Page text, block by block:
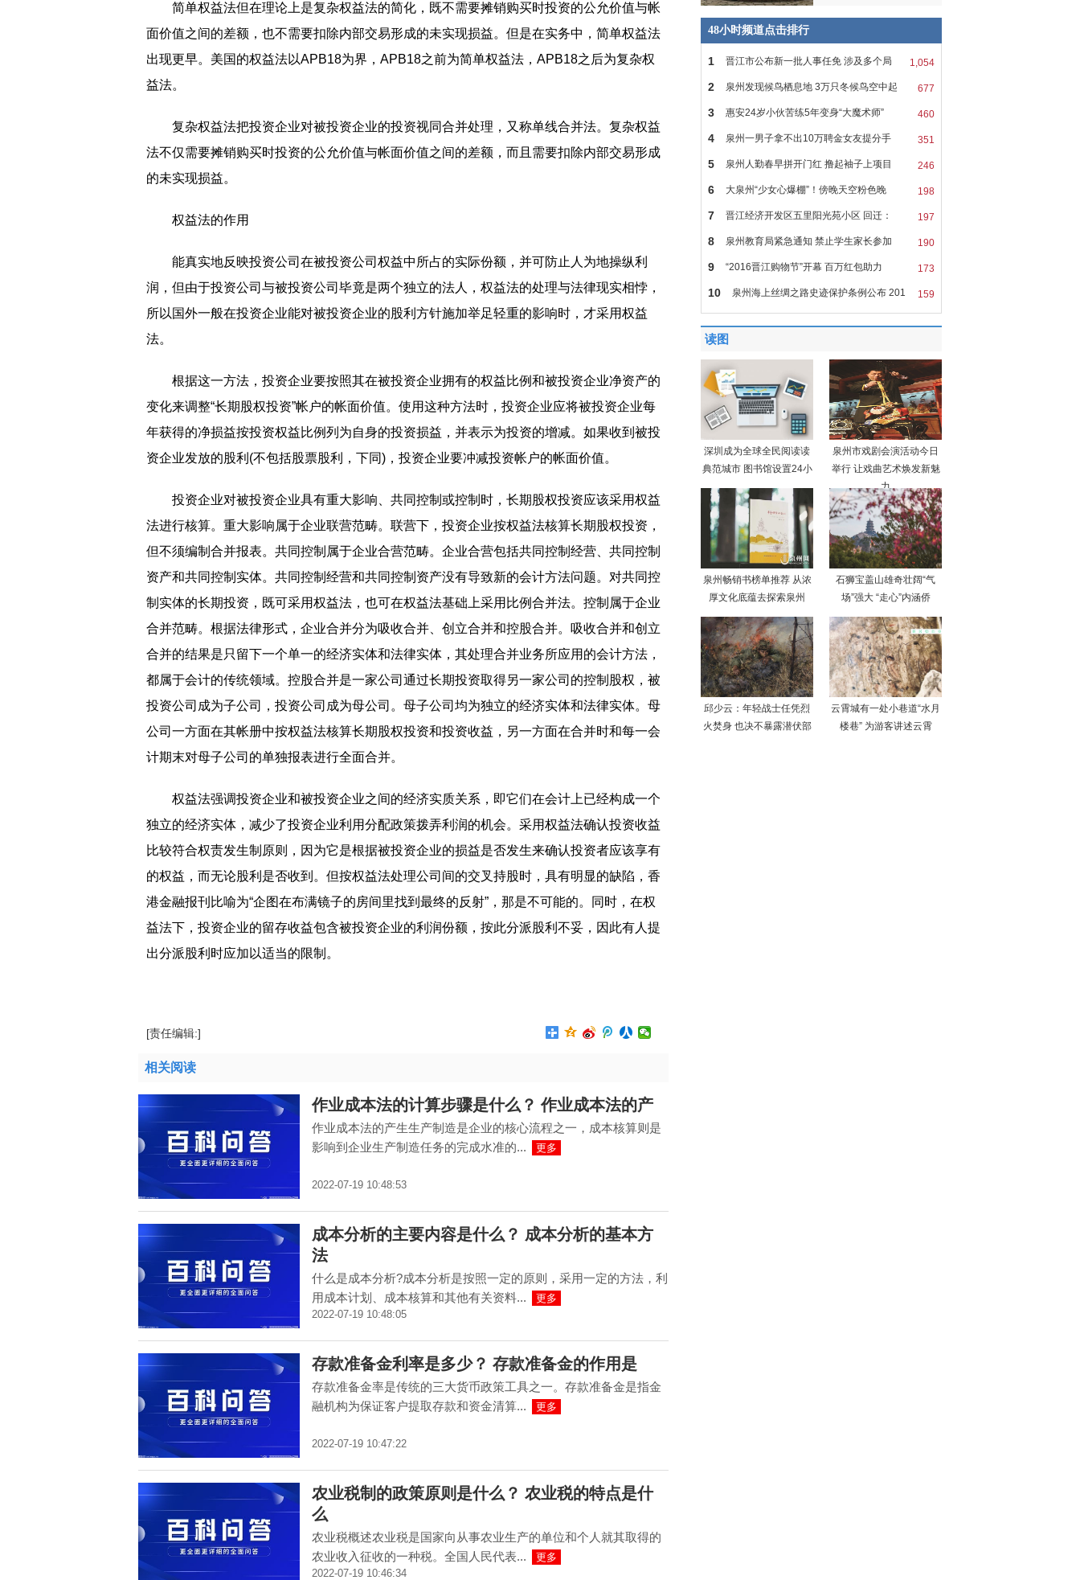
简单权益法但在理论上是复杂权益法的简化，既不需要摊销购买时投资的公允价值与帐
面价值之间的差额，也不需要扣除内部交易形成的未实现损益。但是在实务中，简单权益法
出现更早。美国的权益法以APB18为界，APB18之前为简单权益法，APB18之后为复杂权
益法。
复杂权益法把投资企业对被投资企业的投资视同合并处理，又称单线合并法。复杂权益
法不仅需要摊销购买时投资的公允价值与帐面价值之间的差额，而且需要扣除内部交易形成
的未实现损益。
权益法的作用
能真实地反映投资公司在被投资公司权益中所占的实际份额，并可防止人为地操纵利
润，但由于投资公司与被投资公司毕竟是两个独立的法人，权益法的处理与法律现实相悖，
所以国外一般在投资企业能对被投资企业的股利方针施加举足轻重的影响时，才采用权益
法。
根据这一方法，投资企业要按照其在被投资企业拥有的权益比例和被投资企业净资产的
变化来调整“长期股权投资”帐户的帐面价值。使用这种方法时，投资企业应将被投资企业每
年获得的净损益按投资权益比例列为自身的投资损益，并表示为投资的增减。如果收到被投
资企业发放的股利(不包括股票股利，下同)，投资企业要冲减投资帐户的帐面价值。
投资企业对被投资企业具有重大影响、共同控制或控制时，长期股权投资应该采用权益
法进行核算。重大影响属于企业联营范畴。联营下，投资企业按权益法核算长期股权投资，
但不须编制合并报表。共同控制属于企业合营范畴。企业合营包括共同控制经营、共同控制
资产和共同控制实体。共同控制经营和共同控制资产没有导致新的会计方法问题。对共同控
制实体的长期投资，既可采用权益法，也可在权益法基础上采用比例合并法。控制属于企业
合并范畴。根据法律形式，企业合并分为吸收合并、创立合并和控股合并。吸收合并和创立
合并的结果是只留下一个单一的经济实体和法律实体，其处理合并业务所应用的会计方法，
都属于会计的传统领域。控股合并是一家公司通过长期投资取得另一家公司的控制股权，被
投资公司成为子公司，投资公司成为母公司。母子公司均为独立的经济实体和法律实体。母
公司一方面在其帐册中按权益法核算长期股权投资和投资收益，另一方面在合并时和每一会
计期末对母子公司的单独报表进行全面合并。
权益法强调投资企业和被投资企业之间的经济实质关系，即它们在会计上已经构成一个
独立的经济实体，减少了投资企业利用分配政策拨弄利润的机会。采用权益法确认投资收益
比较符合权责发生制原则，因为它是根据被投资企业的损益是否发生来确认投资者应该享有
的权益，而无论股利是否收到。但按权益法处理公司间的交叉持股时，具有明显的缺陷，香
港金融报刊比喻为“企图在布满镜子的房间里找到最终的反射”，那是不可能的。同时，在权
益法下，投资企业的留存收益包含被投资企业的利润份额，按此分派股利不妥，因此有人提
出分派股利时应加以适当的限制。
[责任编辑:]
相关阅读
作业成本法的计算步骤是什么？ 作业成本法的产
作业成本法的产生生产制造是企业的核心流程之一，成本核算则是
影响到企业生产制造任务的完成水准的...
更多
2022-07-19 10:48:53
成本分析的主要内容是什么？ 成本分析的基本方
法
什么是成本分析?成本分析是按照一定的原则，采用一定的方法，利
用成本计划、成本核算和其他有关资料...
更多
2022-07-19 10:48:05
存款准备金利率是多少？ 存款准备金的作用是
存款准备金率是传统的三大货币政策工具之一。存款准备金是指金
融机构为保证客户提取存款和资金清算...
更多
2022-07-19 10:47:22
农业税制的政策原则是什么？ 农业税的特点是什
么
农业税概述农业税是国家向从事农业生产的单位和个人就其取得的
农业收入征收的一种税。全国人民代表...
更多
2022-07-19 10:46:34
48小时频道点击排行
1,054
1 晋江市公布新一批人事任免 涉及多个局
677
2 泉州发现候鸟栖息地 3万只冬候鸟空中起
460
3 惠安24岁小伙苦练5年变身“大魔术师”
351
4 泉州一男子拿不出10万聘金女友提分手
246
5 泉州人勤春早拼开门红 撸起袖子上项目
198
6 大泉州“少女心爆棚”！傍晚天空粉色晚
197
7 晋江经济开发区五里阳光苑小区 回迁：
190
8 泉州教育局紧急通知 禁止学生家长参加
173
9 “2016晋江购物节”开幕 百万红包助力
159
10 泉州海上丝绸之路史迹保护条例公布 201
读图
深圳成为全球全民阅读读
典范城市 图书馆设置24小
泉州市戏剧会演活动今日
举行 让戏曲艺术焕发新魅
力
泉州畅销书榜单推荐 从浓
厚文化底蕴去探索泉州
石狮宝盖山雄奇壮阔“气
场”强大 “走心”内涵侨
邱少云：年轻战士任凭烈
火焚身 也决不暴露潜伏部
云霄城有一处小巷道“水月
楼巷” 为游客讲述云霄